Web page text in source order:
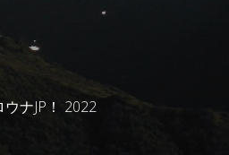
ナJP！ 2022